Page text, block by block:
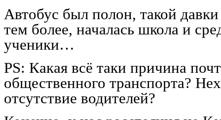
Автобус был полон, такой
тем более, началась школа и
ученики…
РS: Какая всё таки причина
общественного транспорта?
отсутствие водителей?